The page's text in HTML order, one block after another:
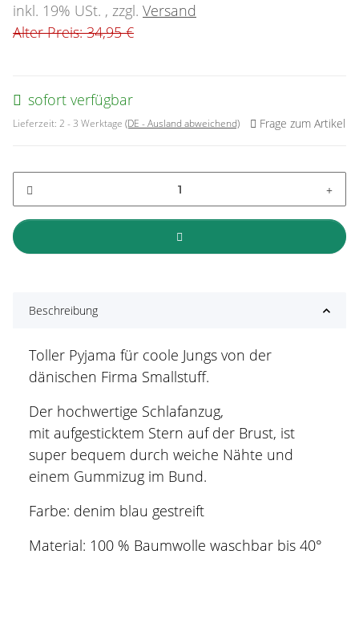
inkl. 19% USt. , zzgl. Versand
Alter Preis: 34,95 €
sofort verfügbar
Lieferzeit: 2 - 3 Werktage (DE - Ausland abweichend) Frage zum Artikel
Beschreibung
Toller Pyjama für coole Jungs von der
dänischen Firma Smallstuff.
Der hochwertige Schlafanzug,
mit aufgesticktem Stern auf der Brust, ist
super bequem durch weiche Nähte und
einem Gummizug im Bund.
Farbe: denim blau gestreift
Material: 100 % Baumwolle waschbar bis 40°